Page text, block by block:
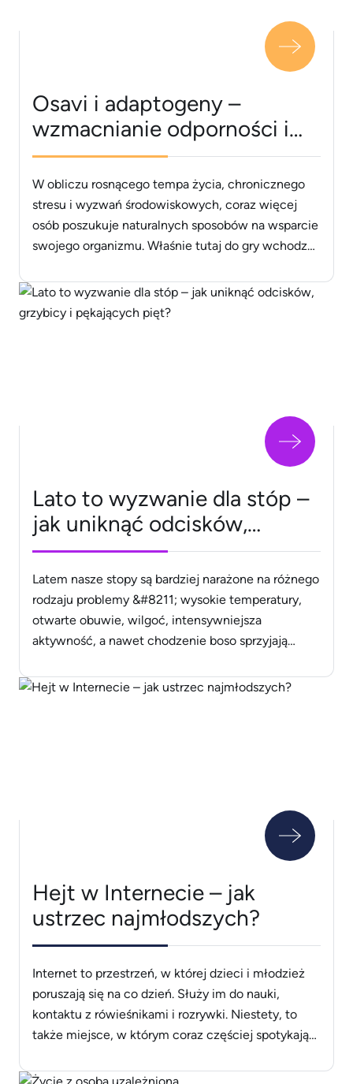
Osavi i adaptogeny –
wzmacnianie odporności i
równowagi w nowoczesnym
świecie
W obliczu rosnącego tempa życia, chronicznego
stresu i wyzwań środowiskowych, coraz więcej
osób poszukuje naturalnych sposobów na wsparcie
swojego organizmu. Właśnie tutaj do gry wchodzą
roślinne, które pomagają organizmowi dostosować
się do niekorzystnych warunków, zwiększając jego
Lato to wyzwanie dla stóp –
jak uniknąć odcisków,
grzybicy i pękających pięt?
Latem nasze stopy są bardziej narażone na różnego
rodzaju problemy &#8211; wysokie temperatury,
otwarte obuwie, wilgoć, intensywniejsza
aktywność, a nawet chodzenie boso sprzyjają
naskórka. Jak zadbać o stopy, by uniknąć tych
Hejt w Internecie – jak
ustrzec najmłodszych?
Internet to przestrzeń, w której dzieci i młodzież
poruszają się na co dzień. Służy im do nauki,
kontaktu z rówieśnikami i rozrywki. Niestety, to
także miejsce, w którym coraz częściej spotykają
emocjonalnej może mieć bardzo poważne skutki.